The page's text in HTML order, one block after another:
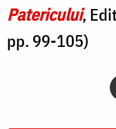
Patericului,
pp. 99-105)